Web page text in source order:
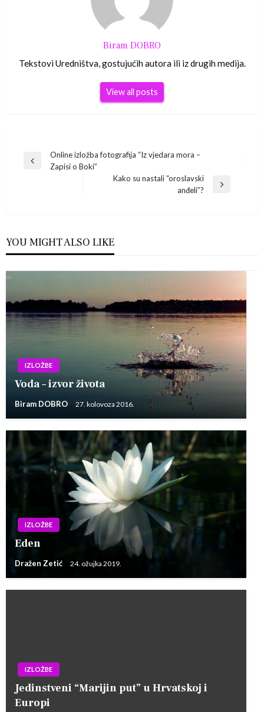
Biram DOBRO
Tekstovi Uredništva, gostujućih autora ili iz drugih medija.
View all posts
Navigacija
Previous
Online izložba fotografija “Iz vjedara mora –
Zapisi o Boki”
Kako su nastali “oroslavski
anđeli”?
YOU MIGHT ALSO LIKE
IZLOŽBE
Voda – izvor života
Biram DOBRO 27. kolovoza 2016.
IZLOŽBE
Eden
Dražen Zetić 24. ožujka 2019.
IZLOŽBE
Jedinstveni “Marijin put” u Hrvatskoj i
Europi